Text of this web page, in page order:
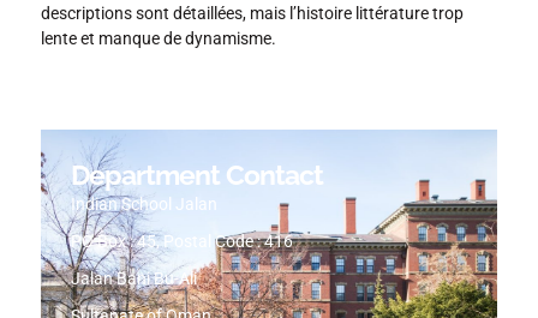
descriptions sont détaillées, mais l’histoire littérature trop
lente et manque de dynamisme.
Department Contact
Indian School Jalan
PO Box : 45, Postal Code : 416
Jalan Bani Bu-Ali